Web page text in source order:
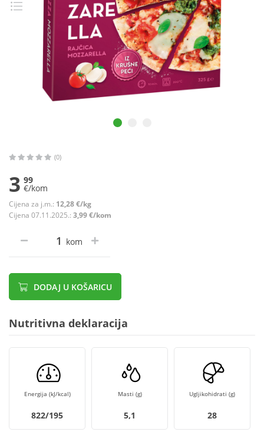
(0)
3 99
€/kom
Cijena za j.m.: 12,28 €/kg
Cijena 07.11.2025.: 3,99 €/kom
kom
DODAJ U KOŠARICU
Nutritivna deklaracija
Energija (kJ/kcal)
822/195
Masti (g)
5,1
Ugljikohidrati (g)
28